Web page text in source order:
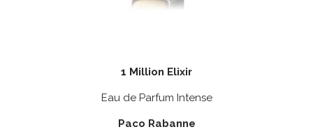
1 Million Elixir
Eau de Parfum Intense
Paco Rabanne